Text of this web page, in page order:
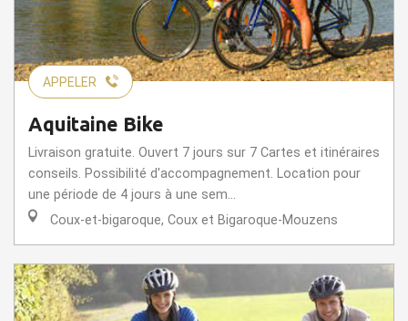
APPELER
Aquitaine Bike
Livraison gratuite. Ouvert 7 jours sur 7 Cartes et itinéraires
conseils. Possibilité d'accompagnement. Location pour
une période de 4 jours à une sem...
Coux-et-bigaroque, Coux et Bigaroque-Mouzens